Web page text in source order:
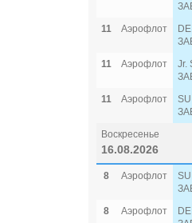
11
Аэрофлот
11
Аэрофлот
Jr.
11
Аэрофлот
Воскресенье
16.08.2026
8 Аэрофлот
8
Аэрофлот